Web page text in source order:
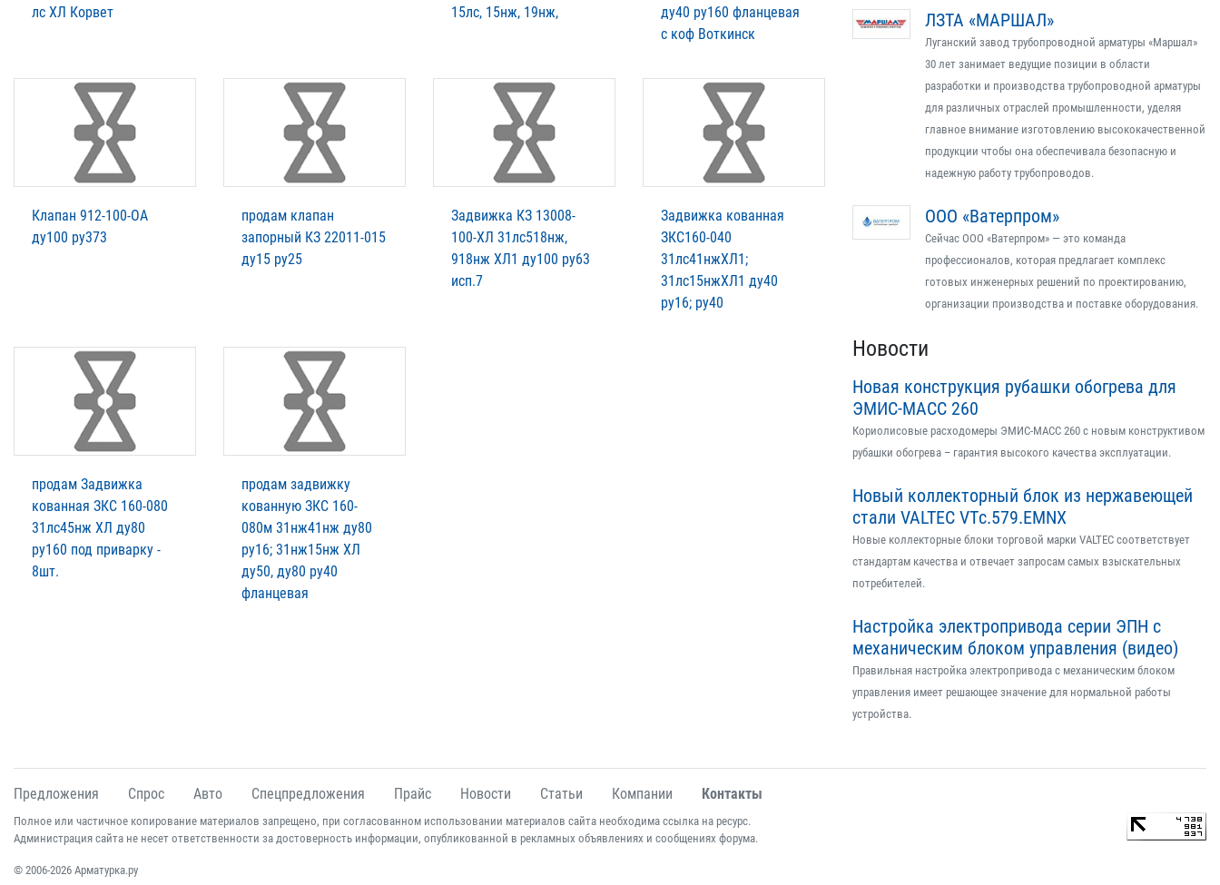
лс ХЛ Корвет
15лс, 15нж, 19нж,
ду40 ру160 фланцевая
с коф Воткинск
Клапан 912-100-ОА
ду100 ру373
продам клапан
запорный КЗ 22011-015
ду15 ру25
Задвижка КЗ 13008-
100-ХЛ 31лс518нж,
918нж ХЛ1 ду100 ру63
исп.7
Задвижка кованная
ЗКС160-040
31лс41нжХЛ1;
31лс15нжХЛ1 ду40
ру16; ру40
продам Задвижка
кованная ЗКС 160-080
31лс45нж ХЛ ду80
ру160 под приварку -
8шт.
продам задвижку
кованную ЗКС 160-
080м 31нж41нж ду80
ру16; 31нж15нж ХЛ
ду50, ду80 ру40
фланцевая
ЛЗТА «МАРШАЛ»
Луганский завод трубопроводной арматуры «Маршал»
30 лет занимает ведущие позиции в области
разработки и производства трубопроводной арматуры
для различных отраслей промышленности, уделяя
главное внимание изготовлению высококачественной
продукции чтобы она обеспечивала безопасную и
надежную работу трубопроводов.
ООО «Ватерпром»
Сейчас ООО «Ватерпром» — это команда
профессионалов, которая предлагает комплекс
готовых инженерных решений по проектированию,
организации производства и поставке оборудования.
Новости
Новая конструкция рубашки обогрева для
ЭМИС-МАСС 260
Кориолисовые расходомеры ЭМИС-МАСС 260 с новым конструктивом
рубашки обогрева – гарантия высокого качества эксплуатации.
Новый коллекторный блок из нержавеющей
стали VALTEC VTс.579.EMNX
Новые коллекторные блоки торговой марки VALTEC соответствует
стандартам качества и отвечает запросам самых взыскательных
потребителей.
Настройка электропривода серии ЭПН с
механическим блоком управления (видео)
Правильная настройка электропривода с механическим блоком
управления имеет решающее значение для нормальной работы
устройства.
Предложения Спрос Авто Спецпредложения Прайс Новости Статьи Компании Контакты
Полное или частичное копирование материалов запрещено, при согласованном использовании материалов сайта необходима ссылка на ресурс.
Администрация сайта не несет ответственности за достоверность информации, опубликованной в рекламных объявлениях и сообщениях форума.
© 2006-2026 Арматурка.ру